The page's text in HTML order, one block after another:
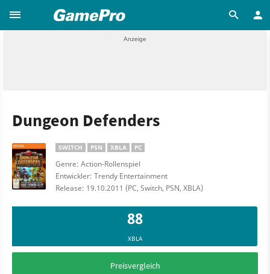
Dungeon Defenders
SWITCH PSN XBLA PC
Genre: Action-Rollenspiel
Entwickler: Trendy Entertainment
Release: 19.10.2011 (PC, Switch, PSN, XBLA)
88
XBLA
Preisvergleich